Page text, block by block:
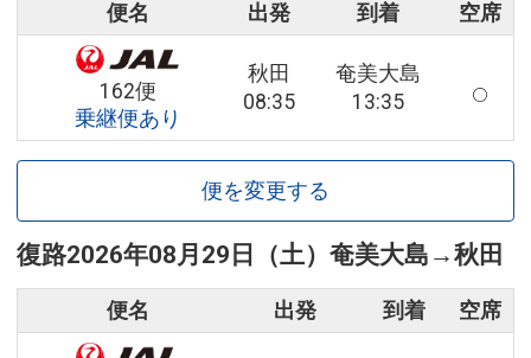
便名 出発 到着 空席
162便
乗継便あり
秋田
08:35
奄美大島
13:35
便を変更する
復路2026年08月29日（土） 奄美大島 →秋田
便名 出発 到着 空席